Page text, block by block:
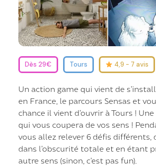
Dès 29€ Tours 4,9 - 7 avis
Un action game qui vient de
en France, le parcours Sensas et
chance il vient d’ouvrir à Tours !
qui vous coupera de vos sens !
vous allez relever 6 défis différents,
dans l’obscurité totale et en étant
autre sens (sinon, c’est pas fun).